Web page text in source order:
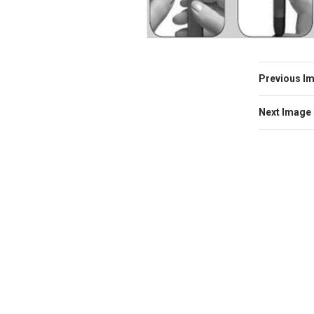
Previous
Next Image